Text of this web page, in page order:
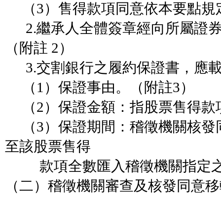
（3）售得款項同意依本要點規
2.繼承人全體簽章經向所屬證
（附註 2）
3.交割銀行之履約保證書，應
（1）保證事由。（附註3）
（2）保證金額：指股票售得款
（3）保證期間：稽徵機關核發
至該股票售得
款項全數匯入稽徵機關指定
（二）稽徵機關審查及核發同意